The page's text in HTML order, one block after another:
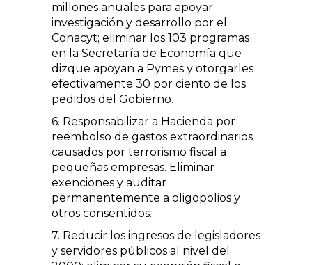
millones anuales para apoyar
investigación y desarrollo por el
Conacyt; eliminar los 103 programas
en la Secretaría de Economía que
dizque apoyan a Pymes y otorgarles
efectivamente 30 por ciento de los
pedidos del Gobierno.
6. Responsabilizar a Hacienda por
reembolso de gastos extraordinarios
causados por terrorismo fiscal a
pequeñas empresas. Eliminar
exenciones y auditar
permanentemente a oligopolios y
otros consentidos.
7. Reducir los ingresos de legisladores
y servidores públicos al nivel del